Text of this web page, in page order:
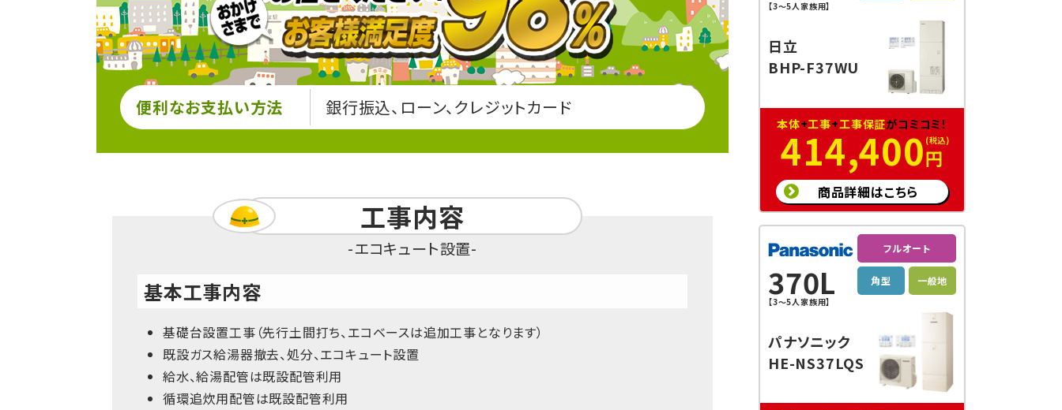
便利なお支払い方法 銀行振込、ローン、クレジットカード
工事内容
エコキュート設置
基本工事内容
基礎台設置工事（先行土間打ち、エコベースは追加工事となります）
既設ガス給湯器撤去、処分、エコキュート設置
給水、給湯配管は既設配管利用
循環追炊用配管は既設配管利用
【3～5人家族用】
日立
BHP-F37WU
本体+工事+工事保証がコミコミ！
414,400円
商品詳細はこちら
370L
【3～5人家族用】
フルオート
角型 一般地
パナソニック
HE-NS37LQS